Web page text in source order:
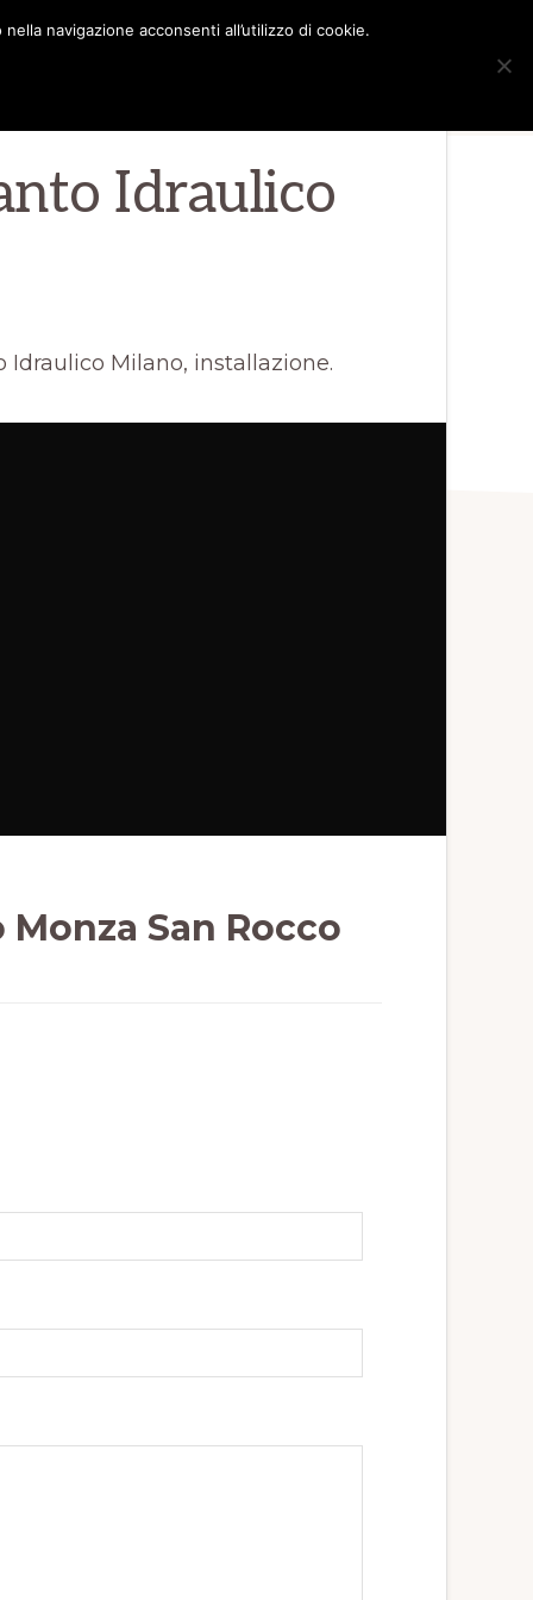
Idraulico
Idraulico Milano, installazione.
San Rocco
navigazione acconsenti all’utilizzo di cookie.